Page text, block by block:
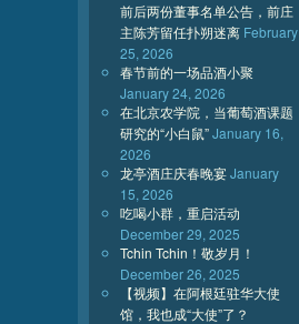
前后两份董事名单公告，前庄
主陈芳留任扑朔迷离 February
25, 2026
春节前的一场品酒小聚
January 24, 2026
在北京农学院，当葡萄酒课题
研究的“小白鼠”January 16,
2026
龙亭酒庄庆春晚宴January
15, 2026
吃喝小群，重启活动
December 29, 2025
Tchin Tchin！敬岁月！
December 26, 2025
【视频】在阿根廷驻华大使
馆，我也成“大使”了？